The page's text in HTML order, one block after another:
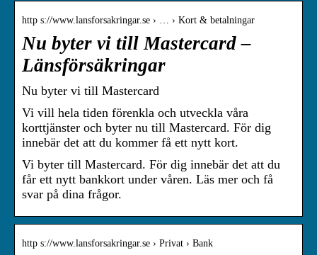
http s://www.lansforsakringar.se › … › Kort & betalningar
Nu byter vi till Mastercard –
Länsförsäkringar
Nu byter vi till Mastercard
Vi vill hela tiden förenkla och utveckla våra
korttjänster och byter nu till Mastercard. För dig
innebär det att du kommer få ett nytt kort.
Vi byter till Mastercard. För dig innebär det att du
får ett nytt bankkort under våren. Läs mer och få
svar på dina frågor.
http s://www.lansforsakringar.se › Privat › Bank